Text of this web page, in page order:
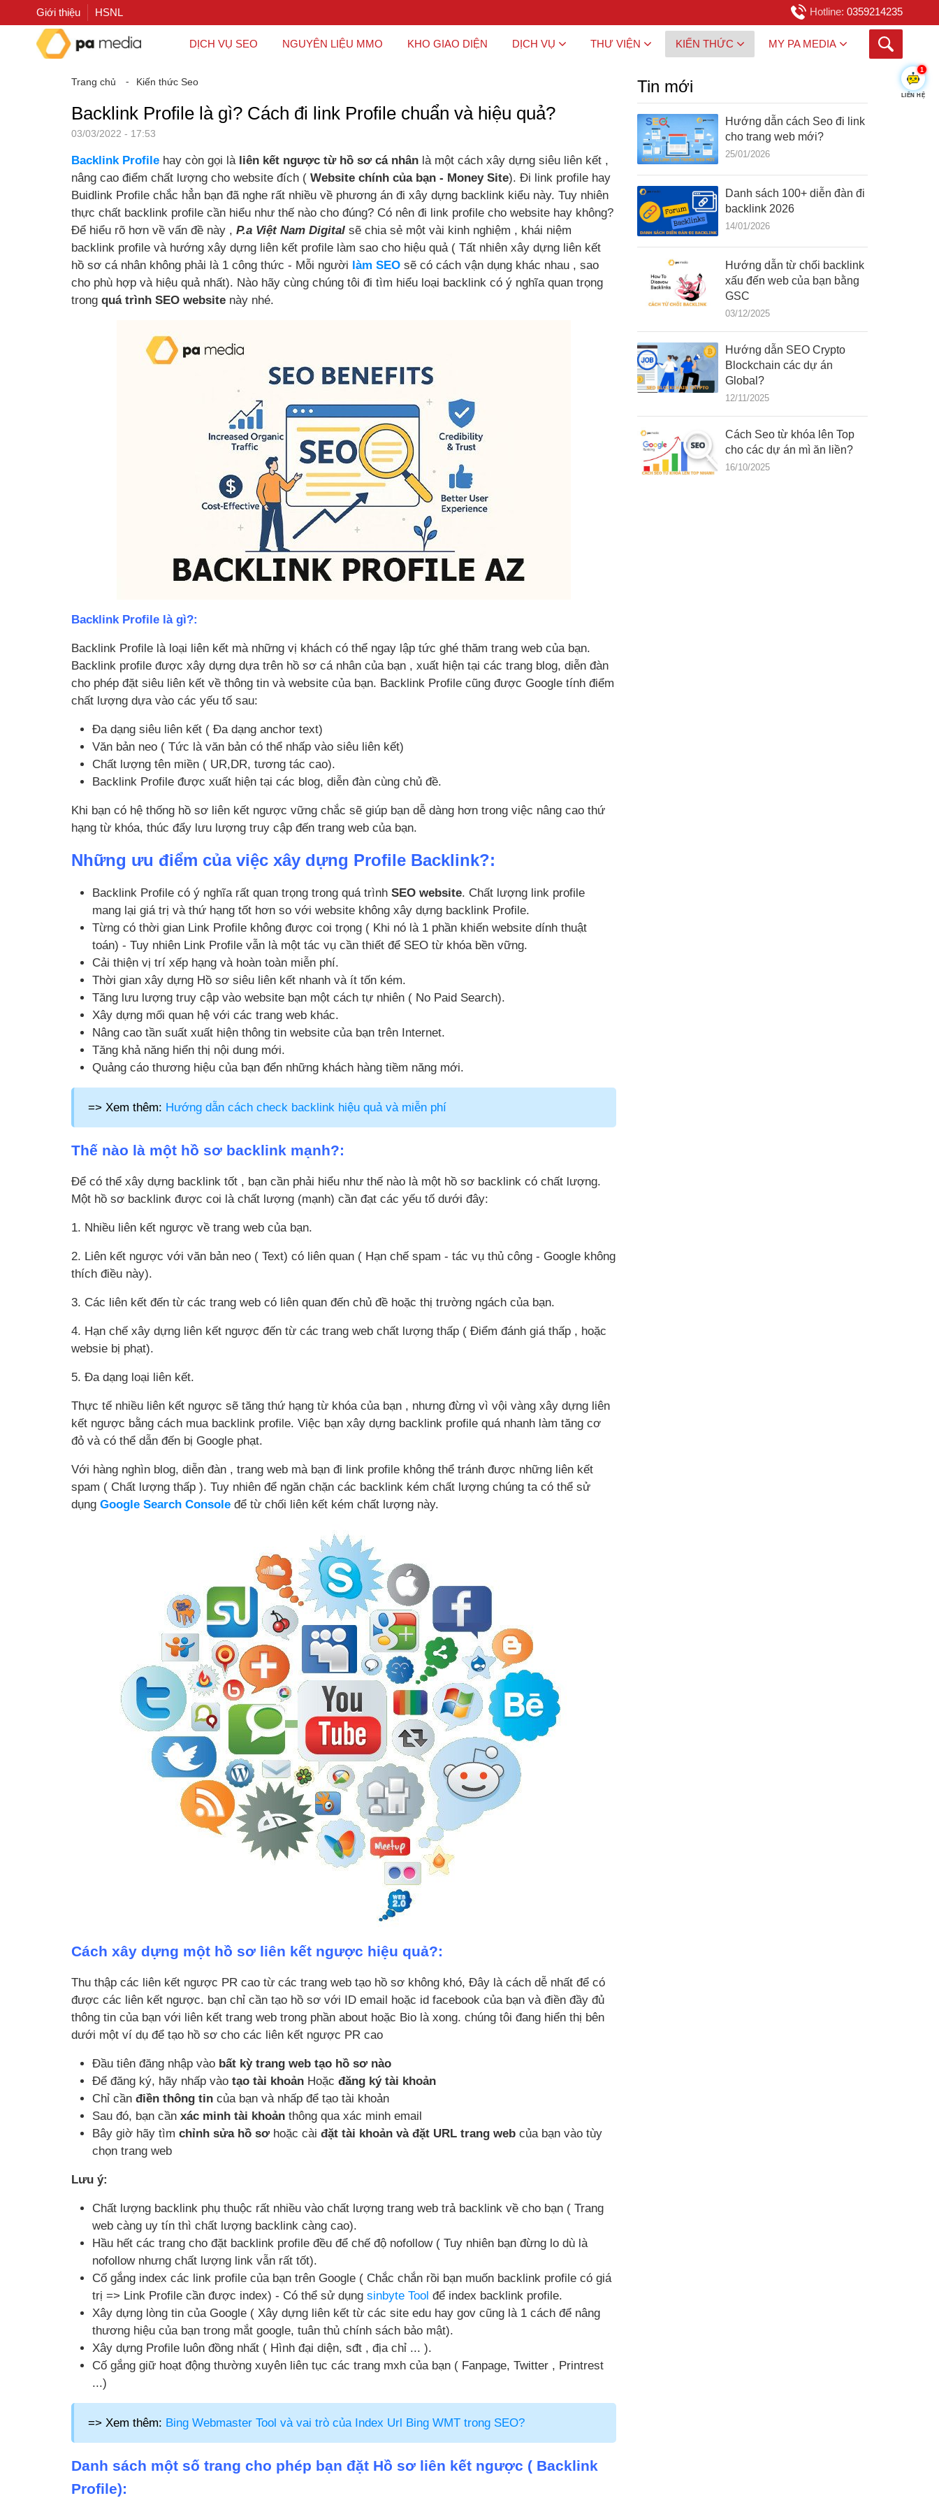
Giới thiệu HSNL Hotline: 0359214235
DỊCH VỤ SEO NGUYÊN LIỆU MMO KHO GIAO DIỆN DỊCH VỤ THƯ VIỆN KIẾN THỨC MY PA MEDIA
Trang chủ ⁃ Kiến thức Seo
Backlink Profile là gì? Cách đi link Profile chuẩn và hiệu quả?
03/03/2022 - 17:53
Backlink Profile hay còn gọi là liên kết ngược từ hồ sơ cá nhân là một cách xây dựng siêu liên kết ,
nâng cao điểm chất lượng cho website đích ( Website chính của bạn - Money Site). Đi link profile hay
Buidlink Profile chắc hẳn bạn đã nghe rất nhiều về phương án đi xây dựng backlink kiểu này. Tuy nhiên
thực chất backlink profile cần hiểu như thế nào cho đúng? Có nên đi link profile cho website hay không?
Để hiểu rõ hơn về vấn đề này , P.a Việt Nam Digital sẽ chia sẻ một vài kinh nghiệm , khái niệm
backlink profile và hướng xây dựng liên kết profile làm sao cho hiệu quả ( Tất nhiên xây dựng liên kết
hồ sơ cá nhân không phải là 1 công thức - Mỗi người làm SEO sẽ có cách vận dụng khác nhau , sao
cho phù hợp và hiệu quả nhất). Nào hãy cùng chúng tôi đi tìm hiểu loại backlink có ý nghĩa quan trọng
trong quá trình SEO website này nhé.
Backlink Profile là gì?:
Backlink Profile là loại liên kết mà những vị khách có thể ngay lập tức ghé thăm trang web của bạn.
Backlink profile được xây dựng dựa trên hồ sơ cá nhân của bạn , xuất hiện tại các trang blog, diễn đàn
cho phép đặt siêu liên kết về thông tin và website của bạn. Backlink Profile cũng được Google tính điểm
chất lượng dựa vào các yếu tố sau:
Đa dạng siêu liên kết ( Đa dạng anchor text)
Văn bản neo ( Tức là văn bản có thể nhấp vào siêu liên kết)
Chất lượng tên miền ( UR,DR, tương tác cao).
Backlink Profile được xuất hiện tại các blog, diễn đàn cùng chủ đề.
Khi bạn có hệ thống hồ sơ liên kết ngược vững chắc sẽ giúp bạn dễ dàng hơn trong việc nâng cao thứ
hạng từ khóa, thúc đẩy lưu lượng truy cập đến trang web của bạn.
Những ưu điểm của việc xây dựng Profile Backlink?:
Backlink Profile có ý nghĩa rất quan trọng trong quá trình SEO website. Chất lượng link profile
mang lại giá trị và thứ hạng tốt hơn so với website không xây dựng backlink Profile.
Từng có thời gian Link Profile không được coi trọng ( Khi nó là 1 phần khiến website dính thuật
toán) - Tuy nhiên Link Profile vẫn là một tác vụ cần thiết để SEO từ khóa bền vững.
Cải thiện vị trí xếp hạng và hoàn toàn miễn phí.
Thời gian xây dựng Hồ sơ siêu liên kết nhanh và ít tốn kém.
Tăng lưu lượng truy cập vào website bạn một cách tự nhiên ( No Paid Search).
Xây dựng mối quan hệ với các trang web khác.
Nâng cao tần suất xuất hiện thông tin website của bạn trên Internet.
Tăng khả năng hiển thị nội dung mới.
Quảng cáo thương hiệu của bạn đển những khách hàng tiềm năng mới.
=> Xem thêm: Hướng dẫn cách check backlink hiệu quả và miễn phí
Thế nào là một hồ sơ backlink mạnh?:
Để có thể xây dựng backlink tốt , bạn cần phải hiểu như thế nào là một hồ sơ backlink có chất lượng.
Một hồ sơ backlink được coi là chất lượng (mạnh) cần đạt các yếu tố dưới đây:
1. Nhiều liên kết ngược về trang web của bạn.
2. Liên kết ngược với văn bản neo ( Text) có liên quan ( Hạn chế spam - tác vụ thủ công - Google không
thích điều này).
3. Các liên kết đến từ các trang web có liên quan đến chủ đề hoặc thị trường ngách của bạn.
4. Hạn chế xây dựng liên kết ngược đến từ các trang web chất lượng thấp ( Điểm đánh giá thấp , hoặc
websie bị phạt).
5. Đa dạng loại liên kết.
Thực tế nhiều liên kết ngược sẽ tăng thứ hạng từ khóa của bạn , nhưng đừng vì vội vàng xây dựng liên
kết ngược bằng cách mua backlink profile. Việc bạn xây dựng backlink profile quá nhanh làm tăng cơ
đỏ và có thể dẫn đến bị Google phạt.
Với hàng nghìn blog, diễn đàn , trang web mà bạn đi link profile không thể tránh được những liên kết
spam ( Chất lượng thấp ). Tuy nhiên để ngăn chặn các backlink kém chất lượng chúng ta có thể sử
dụng Google Search Console để từ chối liên kết kém chất lượng này.
Cách xây dựng một hồ sơ liên kết ngược hiệu quả?:
Thu thập các liên kết ngược PR cao từ các trang web tạo hồ sơ không khó, Đây là cách dễ nhất để có
được các liên kết ngược. bạn chỉ cần tạo hồ sơ với ID email hoặc id facebook của bạn và điền đầy đủ
thông tin của bạn với liên kết trang web trong phần about hoặc Bio là xong. chúng tôi đang hiển thị bên
dưới một ví dụ để tạo hồ sơ cho các liên kết ngược PR cao
Đầu tiên đăng nhập vào bất kỳ trang web tạo hồ sơ nào
Để đăng ký, hãy nhấp vào tạo tài khoản Hoặc đăng ký tài khoản
Chỉ cần điền thông tin của bạn và nhấp để tạo tài khoản
Sau đó, bạn cần xác minh tài khoản thông qua xác minh email
Bây giờ hãy tìm chỉnh sửa hồ sơ hoặc cài đặt tài khoản và đặt URL trang web của bạn vào tùy
chọn trang web
Lưu ý:
Chất lượng backlink phụ thuộc rất nhiều vào chất lượng trang web trả backlink về cho bạn ( Trang
web càng uy tín thì chất lượng backlink càng cao).
Hầu hết các trang cho đặt backlink profile đều để chế độ nofollow ( Tuy nhiên bạn đừng lo dù là
nofollow nhưng chất lượng link vẫn rất tốt).
Cố gắng index các link profile của bạn trên Google ( Chắc chắn rồi bạn muốn backlink profile có giá
trị => Link Profile cần được index) - Có thể sử dụng sinbyte Tool để index backlink profile.
Xây dựng lòng tin của Google ( Xây dựng liên kết từ các site edu hay gov cũng là 1 cách để nâng
thương hiệu của bạn trong mắt google, tuân thủ chính sách bảo mật).
Xây dựng Profile luôn đồng nhất ( Hình đại diện, sđt , địa chỉ ... ).
Cố gắng giữ hoạt động thường xuyên liên tục các trang mxh của bạn ( Fanpage, Twitter , Printrest
...)
=> Xem thêm: Bing Webmaster Tool và vai trò của Index Url Bing WMT trong SEO?
Danh sách một số trang cho phép bạn đặt Hồ sơ liên kết ngược ( Backlink
Profile):
Tin mới
Hướng dẫn cách Seo đi link
cho trang web mới?
25/01/2026
Danh sách 100+ diễn đàn đi
backlink 2026
14/01/2026
Hướng dẫn từ chối backlink
xấu đến web của bạn bằng
GSC
03/12/2025
Hướng dẫn SEO Crypto
Blockchain các dự án
Global?
12/11/2025
Cách Seo từ khóa lên Top
cho các dự án mì ăn liền?
16/10/2025
1
LIÊN HỆ